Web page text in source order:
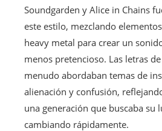
Soundgarden y Alice in Chains
este estilo, mezclando
heavy metal para crear un
menos pretencioso. Las letras
menudo abordaban temas de
alienación y confusión,
una generación que buscaba su
cambiando rápidamente.